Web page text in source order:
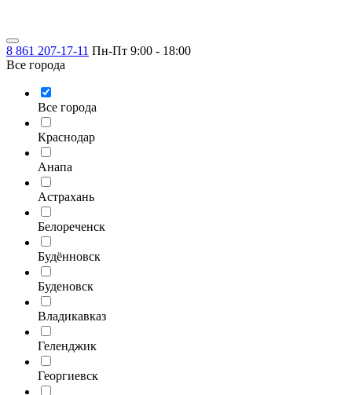
8 861 207-17-11 Пн-Пт 9:00 - 18:00
Все города
Все города
Краснодар
Анапа
Астрахань
Белореченск
Будённовск
Буденовск
Владикавказ
Геленджик
Георгиевск